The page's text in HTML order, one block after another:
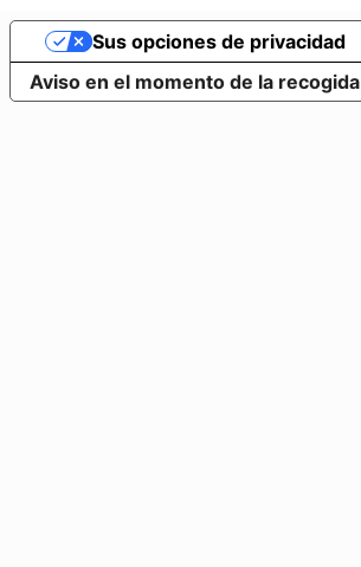
Aviso en el momento de la recogida
Sus opciones de privacidad